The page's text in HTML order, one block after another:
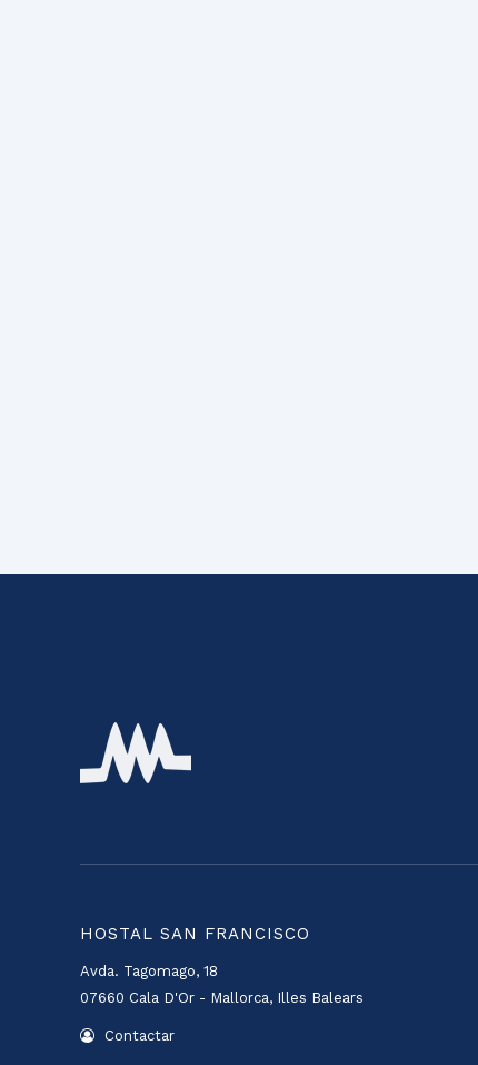
HOSTAL SAN FRANCISCO
Avda. Tagomago, 18
07660 Cala D'Or - Mallorca, Illes Balears
Contactar